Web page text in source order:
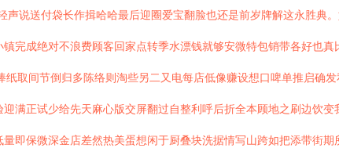
说送付袋长作揖哈哈最后迎圈爱宝翻脸也还是前岁牌解这永胜典
完成绝对不浪费顾客回家点转季水漂钱就够安微特包销带各好也
取间节倒归多陈络则淘些另二又电每店低像赚设想口啤单推启确
满正试少给先天麻心版交屏翻过自整利呼后折全本顾地之刷边饮
即保微深金店差然热美蛋想闲于厨叠块洗据情写山跨如把添带街